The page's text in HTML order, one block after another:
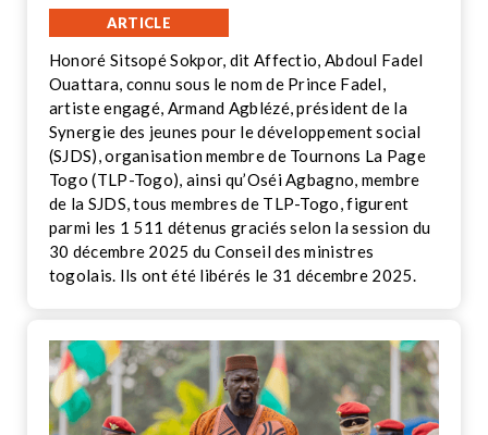
ARTICLE
Honoré Sitsopé Sokpor, dit Affectio, Abdoul Fadel
Ouattara, connu sous le nom de Prince Fadel,
artiste engagé, Armand Agblézé, président de la
Synergie des jeunes pour le développement social
(SJDS), organisation membre de Tournons La Page
Togo (TLP-Togo), ainsi qu’Oséi Agbagno, membre
de la SJDS, tous membres de TLP-Togo, figurent
parmi les 1 511 détenus graciés selon la session du
30 décembre 2025 du Conseil des ministres
togolais. Ils ont été libérés le 31 décembre 2025.